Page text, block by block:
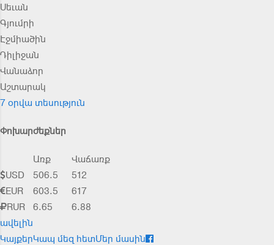
Սեւան
Գյումրի
Էջմիածին
Դիլիջան
Վանաձոր
Աշտարակ
7 օրվա տեսություն
Փոխարժեքներ
Առք
Վաճառք
USD
506.5
512
EUR
603.5
617
RUR
6.65
6.88
ավելին
ԿայքերԿապ մեզ հետՄեր մասին